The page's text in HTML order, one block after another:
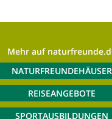
Mehr auf
NATURFREUNDEHÄUSER
REISEANGEBOTE
SPORTAUSBILDUNGEN